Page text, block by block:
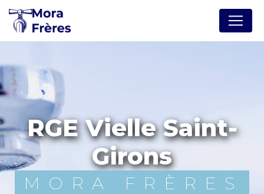
RGE Vielle Saint-
Girons
MORA FRÈRES
Panneau de gestion des cookies